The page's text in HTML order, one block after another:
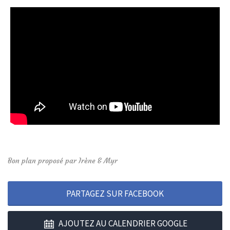
Bon plan proposé par Irène & Myr
PARTAGEZ SUR FACEBOOK
AJOUTEZ AU CALENDRIER GOOGLE